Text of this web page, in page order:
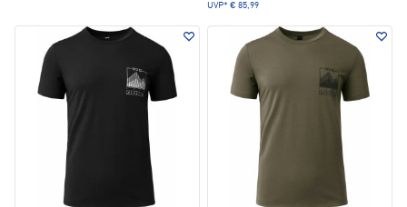
UVP* € 85,99